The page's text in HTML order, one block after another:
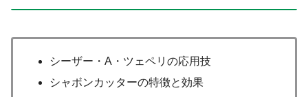
シーザー・A・ツェペリの応用技
シャボンカッターの特徴と効果